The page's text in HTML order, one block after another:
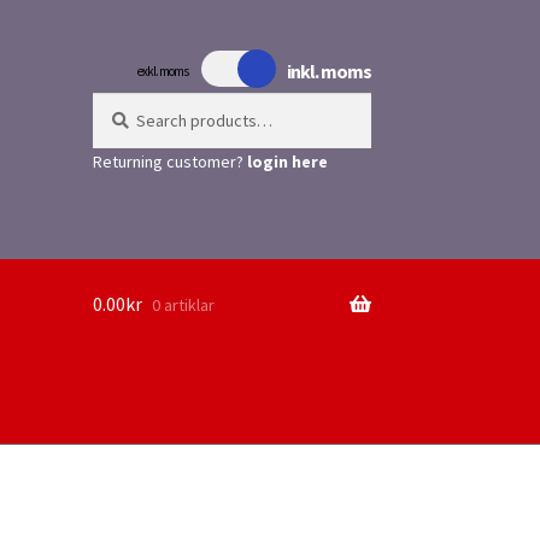
exkl. moms inkl. moms
for:
Returning customer? login here
0.00kr 0 artiklar